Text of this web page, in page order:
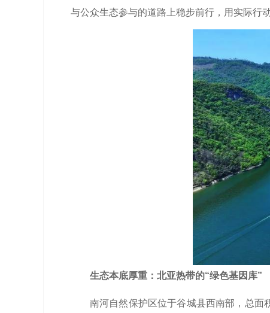
与公众生态参与的道路上稳步前行，用实际行
生态本底厚重：北亚热带的“绿色基因库”
南河自然保护区位于谷城县西南部，总面